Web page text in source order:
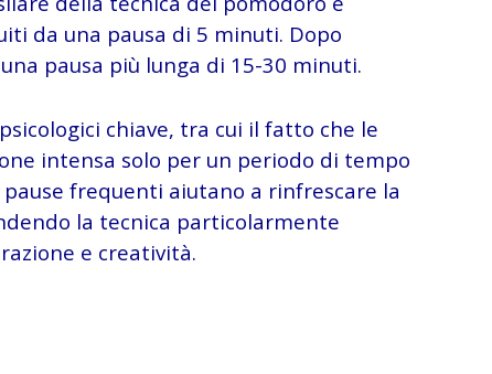
da una pausa di 5 minuti. Dopo
pausa più lunga di 15-30 minuti.
chiave, tra cui il fatto che le
intensa solo per un periodo di tempo
frequenti aiutano a rinfrescare la
la tecnica particolarmente
e creatività.